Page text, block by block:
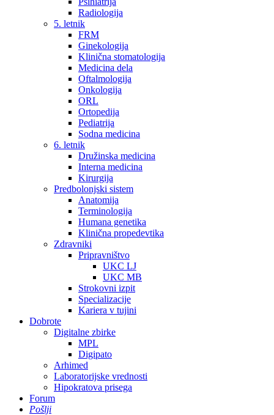
Radiologija
5. letnik
FRM
Ginekologija
Klinična stomatologija
Medicina dela
Oftalmologija
Onkologija
ORL
Ortopedija
Pediatrija
Sodna medicina
6. letnik
Družinska medicina
Interna medicina
Kirurgija
Predbolonjski sistem
Anatomija
Terminologija
Humana genetika
Klinična propedevtika
Zdravniki
Pripravništvo
UKC LJ
UKC MB
Strokovni izpit
Specializacije
Kariera v tujini
Dobrote
Digitalne zbirke
MPL
Digipato
Arhimed
Laboratorijske vrednosti
Hipokratova prisega
Forum
Pošlji